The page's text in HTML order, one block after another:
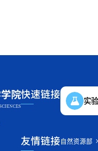
快速链接 实
友情链接自然资源部